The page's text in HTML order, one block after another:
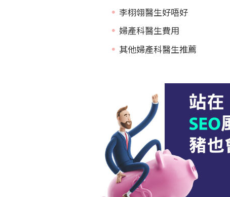
李栩翎醫生好唔好
婦產科醫生費用
其他婦產科醫生推薦